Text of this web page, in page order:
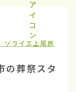
ライエ上尾原
葬祭スタ